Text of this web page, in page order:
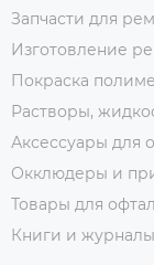
Запчасти для
Изготовление
Покраска
Растворы,
Аксессуары для
Окклюдеры и
Товары для
Книги и журналы